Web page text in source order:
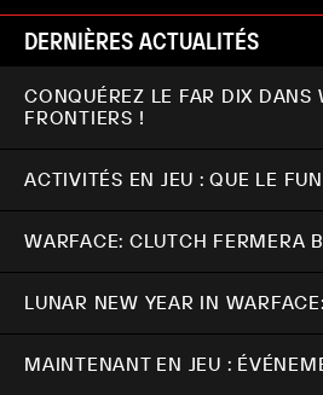
DERNIÈRES ACTUALITÉS
CONQUÉREZ LE FAR DIX DANS
FRONTIERS !
ACTIVITÉS EN JEU : QUE LE
WARFACE: CLUTCH FERMERA
LUNAR NEW YEAR IN
MAINTENANT EN JEU :